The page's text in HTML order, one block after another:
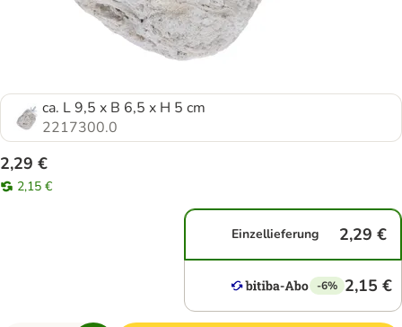
ca. L 9,5 x B 6,5 x H 5 cm
2217300.0
2,29 €
2,15 €
Einzellieferung 2,29 €
-6% 2,15 €